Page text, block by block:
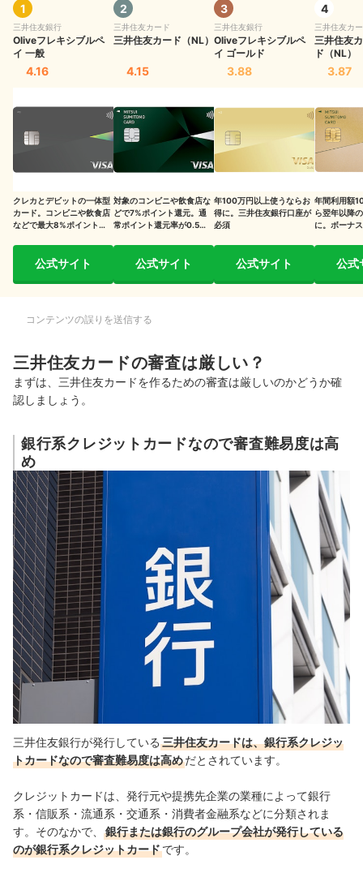
三井住友カードの審査でチェックされる内容
信用情報：過去の支払い実績や利用履歴に問題がないか
支払い能力：収入の安定性や家族構成はどうか
三井住友カードの審査に落ちる理由は？
過去に何らかの支払いを遅延・滞納したことがある
個人の属性情報が基準を満たしていない
複数のカードに同時に申し込んでいる
三井住友カードの審査に通過するコツ
ほかのカードへの申し込みから半年空ける
借り入れがある場合はできるだけ返済をしておく
利用実績を積んでおく
申込情報は正確に記入する
三井住友カードの審査はどんな流れで行われる？
まずはカードの申し込みをする。必要書類もチェック
審査結果を待つ。在籍確認が行われることも
審査時間は土日でも最短5分で終了
おすすめの三井住友カードもチェック！
クレジットカードの総合ランキングはこちら！
三井住友カードについてはこちらの情報もチェック
1
三井住友銀行
Oliveフレキシブルペ
イ 一般
4.16
クレカとデビットの一体型
カード。コンビニや飲食店
などで最大8%ポイント還
公式サイト
2
三井住友カード
三井住友カード（NL）
4.15
対象のコンビニや飲食店な
どで7%ポイント還元。通
常ポイント還元率が0.50%
公式サイト
3
三井住友銀行
Oliveフレキシブルペ
イ ゴールド
3.88
年100万円以上使うならお
得に。三井住友銀行口座が
必須
公式サイト
4
三井住友カ
三井住友
ド（NL）
3.87
年間利用額
ら翌年以降
に。ボーナ
公式
コンテンツの誤りを送信する
三井住友カードの審査は厳しい？
まずは、三井住友カードを作るための審査は厳しいのかどうか確
認しましょう。
銀行系クレジットカードなので審査難易度は高
め
三井住友銀行が発行している 三井住友カードは、銀行系クレジッ
トカードなので審査難易度は高めだとされています。
クレジットカードは、発行元や提携先企業の業種によって銀行
系・信販系・流通系・交通系・消費者金融系などに分類されま
す。そのなかで、
銀行または銀行のグループ会社が発行している
のが銀行系クレジットカードです。